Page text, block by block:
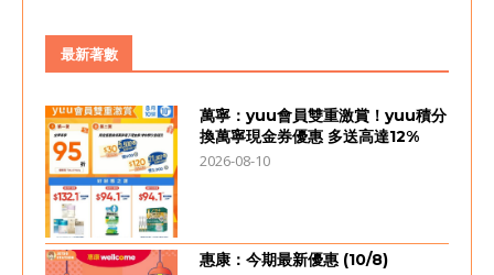
最新著數
萬寧：yuu會員雙重激賞！yuu積分
換萬寧現金券優惠 多送高達12%
2026-08-10
惠康：今期最新優惠 (10/8)